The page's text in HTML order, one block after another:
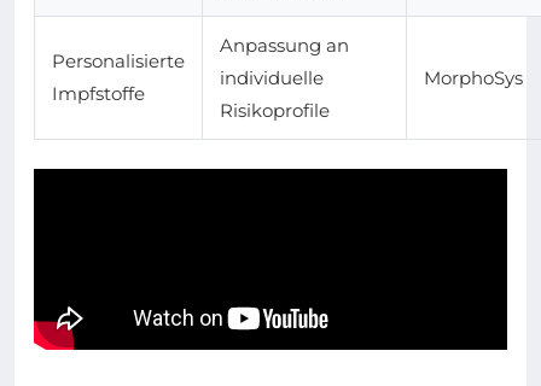
Personalisierte
Impfstoffe
Anpassung an
individuelle
Risikoprofile
MorphoSys